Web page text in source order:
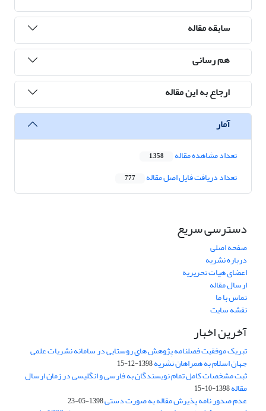
سابقه مقاله
هم رسانی
ارجاع به این مقاله
آمار
تعداد مشاهده مقاله 1,358
تعداد دریافت فایل اصل مقاله 777
دسترسی سریع
صفحه اصلی
درباره نشریه
اعضای هیات تحریریه
ارسال مقاله
تماس با ما
نقشه سایت
آخرین اخبار
تبریک موفقیت فصلنامه پژوهش های روستایی در سامانه نشریات علمی
جهان اسلام به همراهان نشریه1398-12-15
ثبت مشخصات کامل تمام نویسندگان به فارسی و انگلیسی در زمان ارسال
مقاله1398-10-15
عدم صدور نامه پذیرش مقاله به صورت دستی1398-05-23